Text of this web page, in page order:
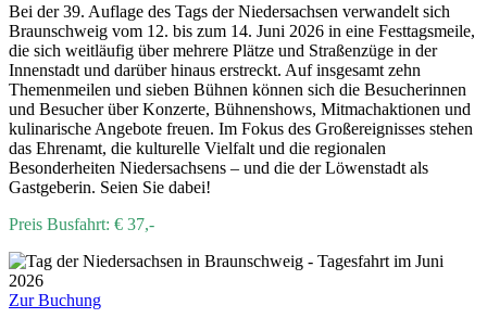
Bei der 39. Auflage des Tags der Niedersachsen verwandelt sich
Braunschweig vom 12. bis zum 14. Juni 2026 in eine Festtagsmeile,
die sich weitläufig über mehrere Plätze und Straßenzüge in der
Innenstadt und darüber hinaus erstreckt. Auf insgesamt zehn
Themenmeilen und sieben Bühnen können sich die Besucherinnen
und Besucher über Konzerte, Bühnenshows, Mitmachaktionen und
kulinarische Angebote freuen. Im Fokus des Großereignisses stehen
das Ehrenamt, die kulturelle Vielfalt und die regionalen
Besonderheiten Niedersachsens – und die der Löwenstadt als
Gastgeberin. Seien Sie dabei!
Preis Busfahrt: € 37,-
Zur Buchung